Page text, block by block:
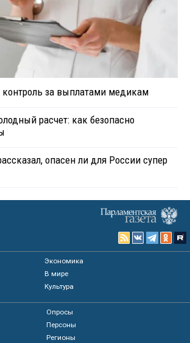
за выплатами медикам
расчет: как безопасно
опасен ли для России супер
Экономика
В мире
Культура
Опросы
Персоны
Регионы